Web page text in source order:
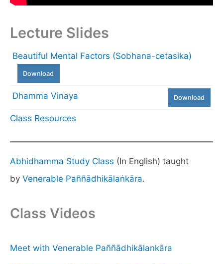
Lecture Slides
Beautiful Mental Factors (Sobhana-cetasika)
Download
Dhamma Vinaya Download
Class Resources
Abhidhamma Study Class (In English) taught
by Venerable Paññādhikālaṅkāra.
Class Videos
Meet with Venerable Paññādhikālankāra